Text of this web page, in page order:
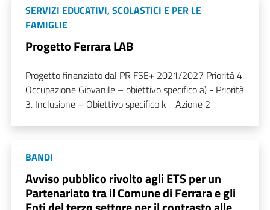
SERVIZI EDUCATIVI, SCOLASTICI E PER LE
FAMIGLIE
Progetto Ferrara LAB
Progetto finanziato dal PR FSE+ 2021/2027 Priorità 4.
Occupazione Giovanile – obiettivo specifico a) - Priorità
3. Inclusione – Obiettivo specifico k - Azione 2
BANDI
Avviso pubblico rivolto agli ETS per un
Partenariato tra il Comune di Ferrara e gli